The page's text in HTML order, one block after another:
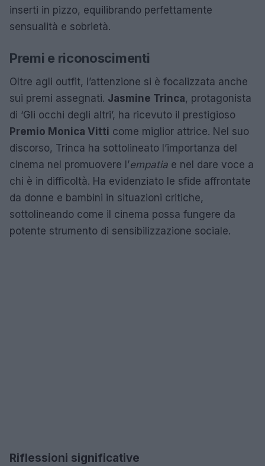
inserti in pizzo, equilibrando perfettamente
sensualità e sobrietà.
Premi e riconoscimenti
Oltre agli outfit, l’attenzione si è focalizzata anche
sui premi assegnati. Jasmine Trinca, protagonista
di ‘Gli occhi degli altri’, ha ricevuto il prestigioso
Premio Monica Vitti come miglior attrice. Nel suo
discorso, Trinca ha sottolineato l’importanza del
cinema nel promuovere l’empatia e nel dare voce a
chi è in difficoltà. Ha evidenziato le sfide affrontate
da donne e bambini in situazioni critiche,
sottolineando come il cinema possa fungere da
potente strumento di sensibilizzazione sociale.
Riflessioni significative